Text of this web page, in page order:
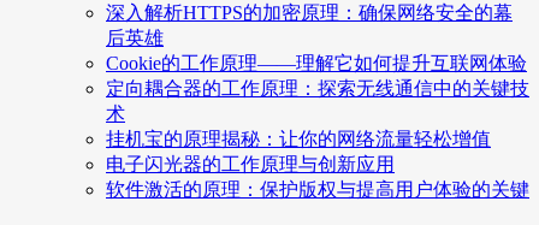
深入解析HTTPS的加密原理：确保网络安全的幕
后英雄
Cookie的工作原理——理解它如何提升互联网体验
定向耦合器的工作原理：探索无线通信中的关键技
术
挂机宝的原理揭秘：让你的网络流量轻松增值
电子闪光器的工作原理与创新应用
软件激活的原理：保护版权与提高用户体验的关键